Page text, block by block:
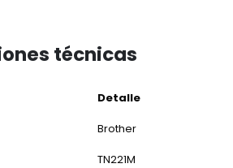
técnicas
Detalle
Brother
TN221M